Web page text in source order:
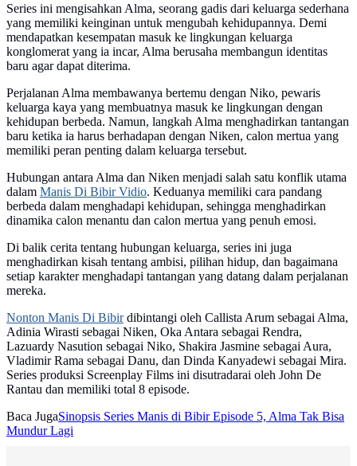
Series ini mengisahkan Alma, seorang gadis dari keluarga sederhana
yang memiliki keinginan untuk mengubah kehidupannya. Demi
mendapatkan kesempatan masuk ke lingkungan keluarga
konglomerat yang ia incar, Alma berusaha membangun identitas
baru agar dapat diterima.
Perjalanan Alma membawanya bertemu dengan Niko, pewaris
keluarga kaya yang membuatnya masuk ke lingkungan dengan
kehidupan berbeda. Namun, langkah Alma menghadirkan tantangan
baru ketika ia harus berhadapan dengan Niken, calon mertua yang
memiliki peran penting dalam keluarga tersebut.
Hubungan antara Alma dan Niken menjadi salah satu konflik utama
dalam Manis Di Bibir Vidio. Keduanya memiliki cara pandang
berbeda dalam menghadapi kehidupan, sehingga menghadirkan
dinamika calon menantu dan calon mertua yang penuh emosi.
Di balik cerita tentang hubungan keluarga, series ini juga
menghadirkan kisah tentang ambisi, pilihan hidup, dan bagaimana
setiap karakter menghadapi tantangan yang datang dalam perjalanan
mereka.
Nonton Manis Di Bibirdibintangi oleh Callista Arum sebagai Alma,
Adinia Wirasti sebagai Niken, Oka Antara sebagai Rendra,
Lazuardy Nasution sebagai Niko, Shakira Jasmine sebagai Aura,
Vladimir Rama sebagai Danu, dan Dinda Kanyadewi sebagai Mira.
Series produksi Screenplay Films ini disutradarai oleh John De
Rantau dan memiliki total 8 episode.
Baca JugaSinopsis Series Manis di Bibir Episode 5, Alma Tak Bisa
Mundur Lagi